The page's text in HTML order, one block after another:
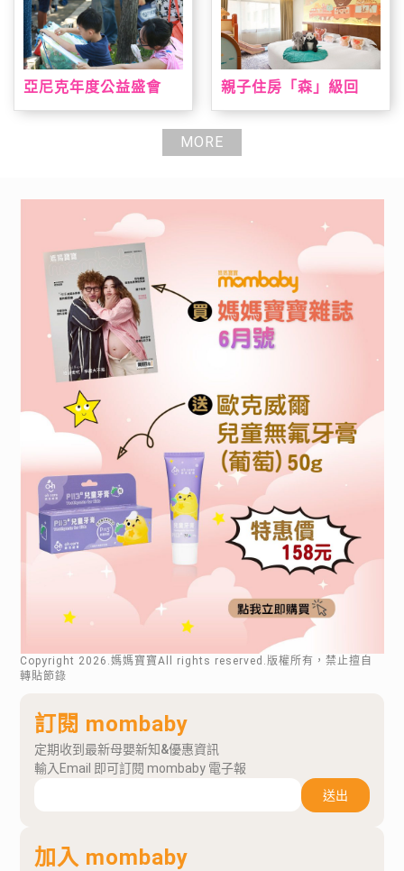
亞尼克年度公益盛會
趣，早鳥報到就送手撕
親子住房「森」級回
房結合台灣動物、溜滑
梯、遊戲室全日通一次
MORE
Copyright 2026 .媽媽寶寶All rights reserved.版權所有，禁止擅自
轉貼節錄
訂閱 mombaby
定期收到最新母嬰新知&優惠資訊
輸入Email 即可訂閱 mombaby 電子報
送出
加入 mombaby